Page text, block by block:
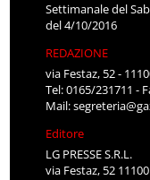
Settimanale del
del 4/10/2016
REDAZIONE
via Festaz, 52 -
Tel: 0165/231711 -
Mail:
Editore
LG PRESSE S.R.L.
via Festaz, 52